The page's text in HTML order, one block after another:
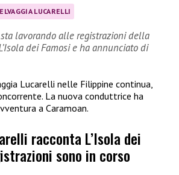
LUCARELLI
lavorando alle registrazioni della
dei Famosi e ha annunciato di
Lucarelli nelle Filippine continua,
La nuova conduttrice ha
a Caramoan.
racconta L’Isola dei
sono in corso